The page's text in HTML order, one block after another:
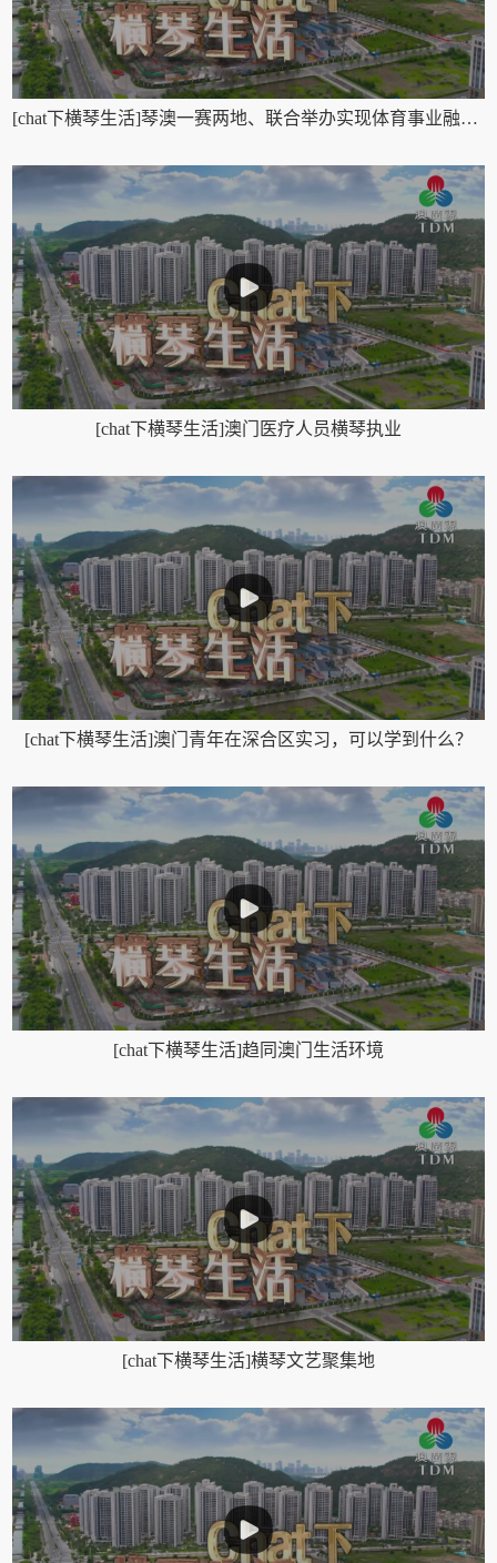
[chat下横琴生活]琴澳一赛两地、联合举办实现体育事业融合发展
[chat下横琴生活]澳门医疗人员横琴执业
[chat下横琴生活]澳门青年在深合区实习，可以学到什么？
[chat下横琴生活]趋同澳门生活环境
[chat下横琴生活]横琴文艺聚集地